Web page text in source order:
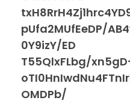
pUfa2MUfEeDP/
0Y9izY/ED
T55QlxFLbg/
OMDPb/